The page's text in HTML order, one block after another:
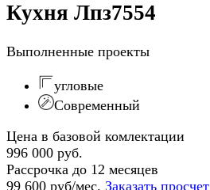
Кухня Лпз7554
Выполненные проекты
угловые
Современный
Цена в базовой комлектации
996 000 руб.
Рассрочка до 12 месяцев
99 600 руб/мес. Заказать просчет